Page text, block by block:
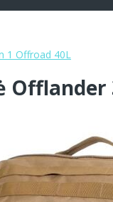
1 Offroad 40L
Offlander